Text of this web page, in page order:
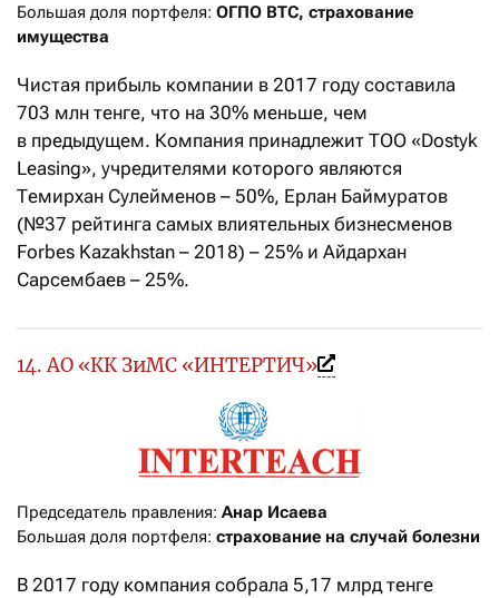
Большая доля портфеля: ОГПО ВТС, страхование
имущества
Чистая прибыль компании в 2017 году составила
703 млн тенге, что на 30% меньше, чем
в предыдущем. Компания принадлежит ТОО «Dostyk
Leasing», учредителями которого являются
Темирхан Сулейменов – 50%, Ерлан Баймуратов
(№37 рейтинга самых влиятельных бизнесменов
Forbes Kazakhstan – 2018) – 25% и Айдархан
Сарсембаев – 25%.
14. АО «КК ЗиМС «ИНТЕРТИЧ»
Председатель правления: Анар Исаева
Большая доля портфеля: страхование на случай болезни
В 2017 году компания собрала 5,17 млрд тенге